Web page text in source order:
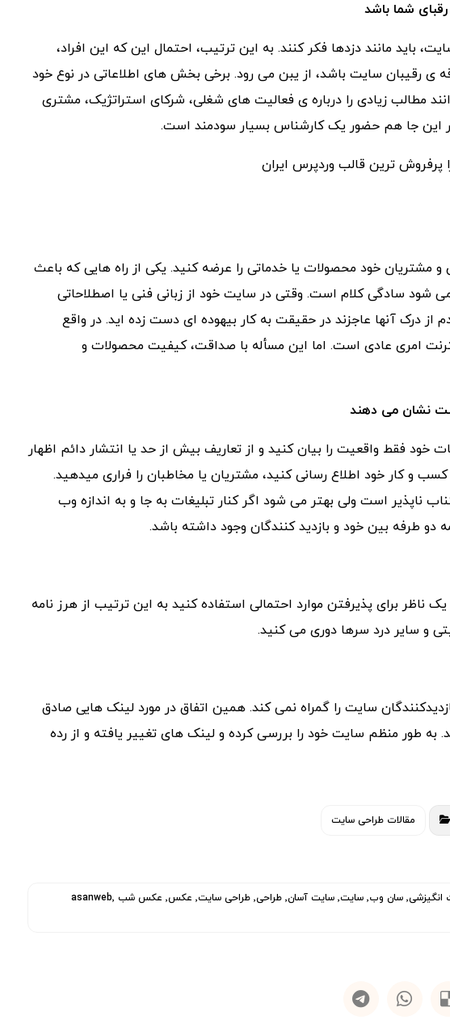
باید مانند دزدها فکر کنند. به این ترتیب، احتمال این که این افراد،
ی رقیبان سایت باشد، از یبن می رود. برخی بخش های اطلاعاتی در نوع خود
مطالب زیادی را درباره ی فعالیت های شغلی، شرکای استراتژیک، مشتری
این جا هم حضور یک کارشناس بسیار سودمند است.
و مشتریان خود محصولات یا خدماتی را عرضه کنید. یکی از راه هایی که باعث
شود سادگی کلام است. وقتی در سایت خود از زبانی فنی یا اصطلاحاتی
از درک آنها عاجزند در حقیقت به کار بیهوده ای دست زده اید. در واقع
امری عادی است. اما این مسأله با صداقت‏، کیفیت محصولات و
فقط واقعیت را بیان کنید و از تعاریف بیش از حد یا انتشار دائم اظهار
و کار خود اطلاع رسانی کنید، مشتریان یا مخاطبان را فراری میدهید.
ناپذیر است ولی بهتر می شود اگر کنار تبلیغات به جا و به اندازه وب
دو طرفه بین خود و بازدید کنندگان وجود داشته باشد.
ناظر برای پذیرفتن موارد احتمالی استفاده کنید به این ترتیب از هرز نامه
و سایر درد سرها دوری می کنید.
سایت را گمراه نمی کند. همین اتفاق در مورد لینک هایی صادق
طور منظم سایت خود را بررسی کرده و لینک های تغییر یافته و از رده
مقالات طراحی سایت
اسان وب٬ اسمان٬ افتاب٬ انگیزشی٬ بازاریابی٬ جملات٬ جملات انگیزشی٬ سان وب٬ سایت٬ سایت آسان٬ طراحی٬ طراحی سایت٬ عکس٬ عکس شب asanweb٬